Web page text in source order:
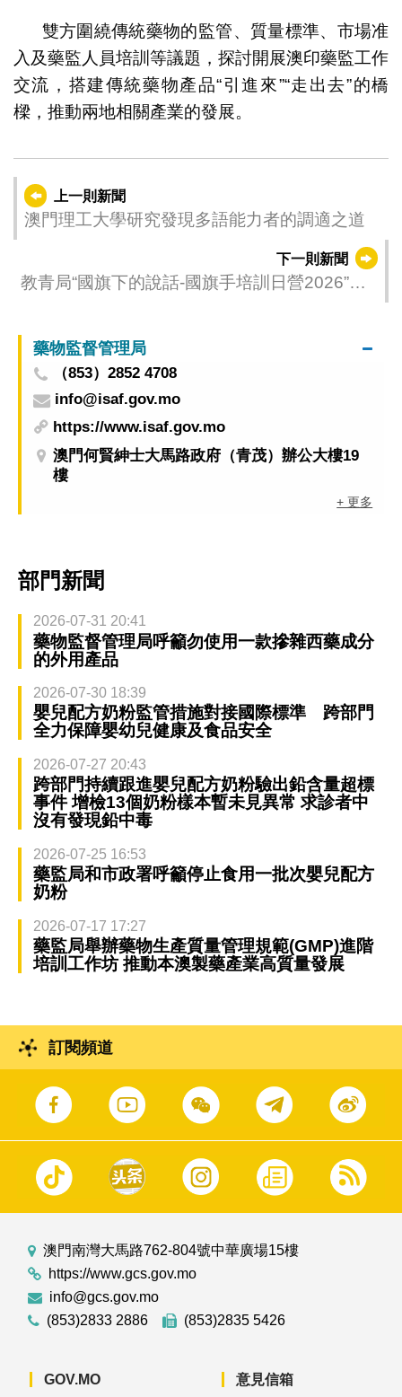
雙方圍繞傳統藥物的監管、質量標準、市場准
入及藥監人員培訓等議題，探討開展澳印藥監工作
交流，搭建傳統藥物產品“引進來”“走出去”的橋
樑，推動兩地相關產業的發展。
上一則新聞
澳門理工大學研究發現多語能力者的調適之道
下一則新聞
教青局“國旗下的說話-國旗手培訓日營2026”順
藥物監督管理局
（853）2852 4708
info@isaf.gov.mo
https://www.isaf.gov.mo
澳門何賢紳士大馬路政府（青茂）辦公大樓19
樓
+ 更多
部門新聞
2026-07-31 20:41
藥物監督管理局呼籲勿使用一款摻雜西藥成分
的外用產品
2026-07-30 18:39
嬰兒配方奶粉監管措施對接國際標準 跨部門
全力保障嬰幼兒健康及食品安全
2026-07-27 20:43
跨部門持續跟進嬰兒配方奶粉驗出鉛含量超標
事件 增檢13個奶粉樣本暫未見異常 求診者中
沒有發現鉛中毒
2026-07-25 16:53
藥監局和市政署呼籲停止食用一批次嬰兒配方
奶粉
2026-07-17 17:27
藥監局舉辦藥物生產質量管理規範(GMP)進階
培訓工作坊 推動本澳製藥產業高質量發展
訂閱頻道
澳門南灣大馬路762-804號中華廣場15樓
https://www.gcs.gov.mo
info@gcs.gov.mo
(853)2833 2886
(853)2835 5426
GOV.MO 意見信箱